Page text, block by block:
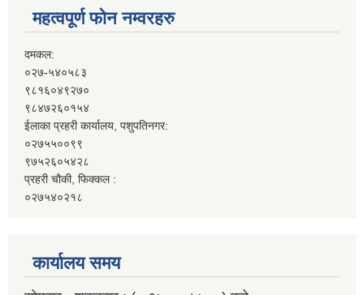
महत्वपूर्ण फोन नम्वरहरु
दमकल:
०२७-५४०५८३
९८१६०४९२७०
९८४७२६०१५४
ईलाका प्रहरी कार्यालय, पशुपतिनगर:
०२७५५००९९
९७५२६०५४२८
प्रहरी चौकी, फिक्कल :
०२७५४०२१८
कार्यालय समय